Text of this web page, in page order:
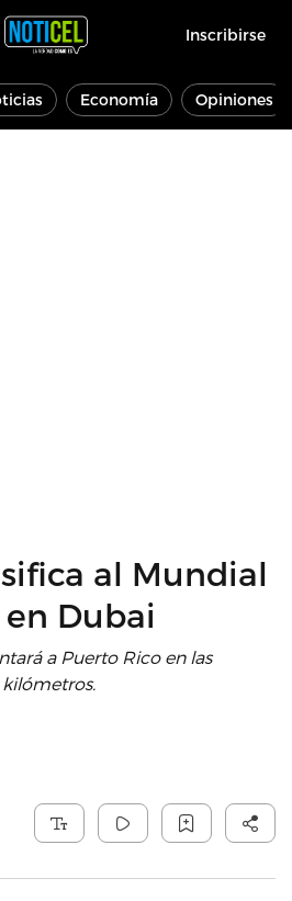
Inscribirse
Economía Opiniones
al Mundial
Dubai
a Puerto Rico en las
kilómetros.